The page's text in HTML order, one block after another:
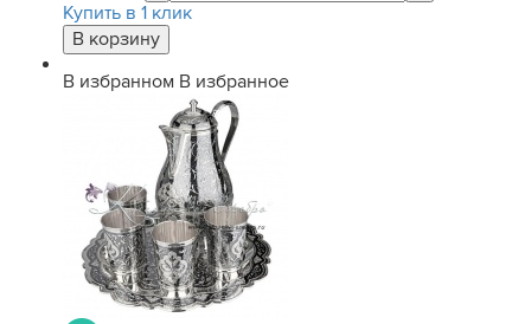
Купить в 1 клик
В избранном В избранное